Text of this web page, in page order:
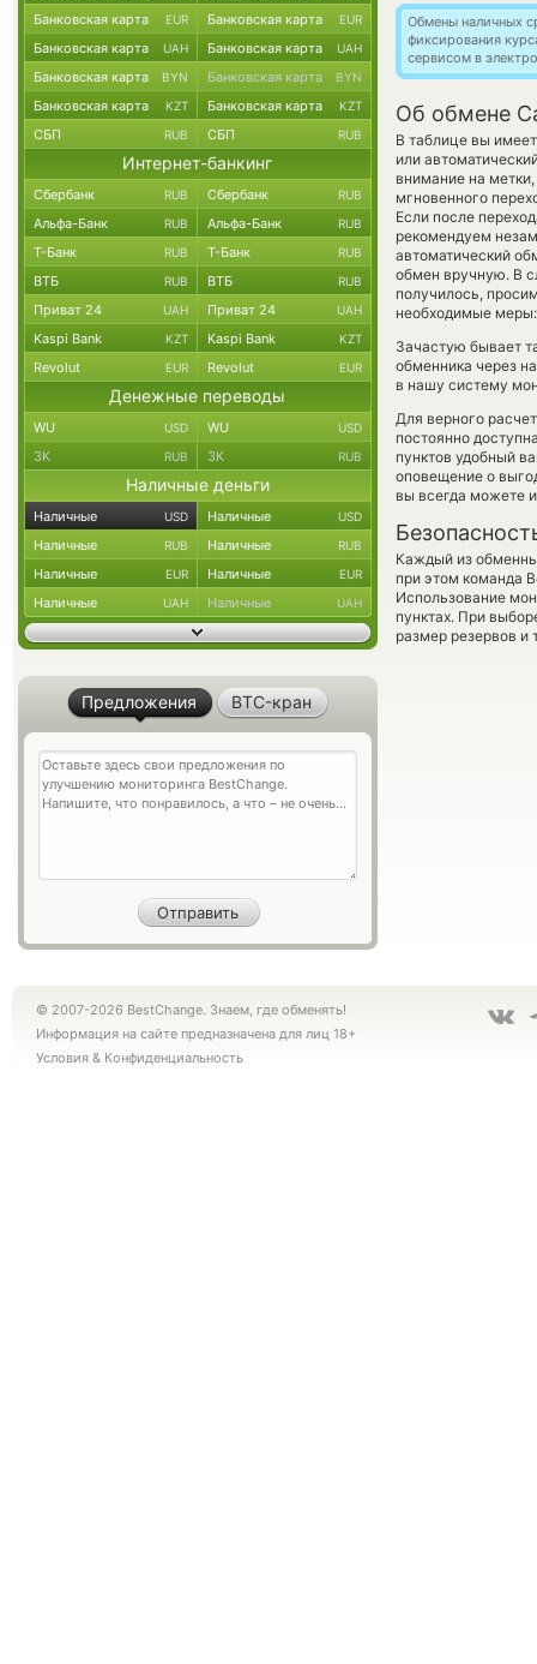
Обмены наличных
фиксирования
сервисом в
Об обмене
В таблице вы
или
внимание на
мгновенного
Если после
рекомендуем
автоматический
обмен вручную. В
получилось,
необходимые
Зачастую бывает
обменника через
в нашу систему
Для верного
постоянно
пунктов удобный
оповещение о
вы всегда можете
Каждый из
при этом команда
Использование
пунктах. При
размер резервов и
Банковская карта EUR Банковская карта EUR
Банковская карта UAH Банковская карта UAH
Банковская карта BYN Банковская карта BYN
Банковская карта KZT Банковская карта KZT
СБП RUB СБП RUB
Интернет-банкинг
Сбербанк RUB Сбербанк RUB
Альфа-Банк RUB Альфа-Банк RUB
Т-Банк RUB Т-Банк RUB
ВТБ RUB ВТБ RUB
Приват 24 UAH Приват 24 UAH
Kaspi Bank KZT Kaspi Bank KZT
Revolut EUR Revolut EUR
Денежные переводы
WU USD WU USD
ЗК RUB ЗК RUB
Наличные деньги
Наличные USD Наличные USD
Наличные RUB Наличные RUB
Наличные EUR Наличные EUR
Наличные UAH Наличные UAH
Предложения BTC-кран
© 2007-2026 BestChange. Знаем, где обменять!
Информация на сайте предназначена для лиц 18+
Условия & Конфиденциальность